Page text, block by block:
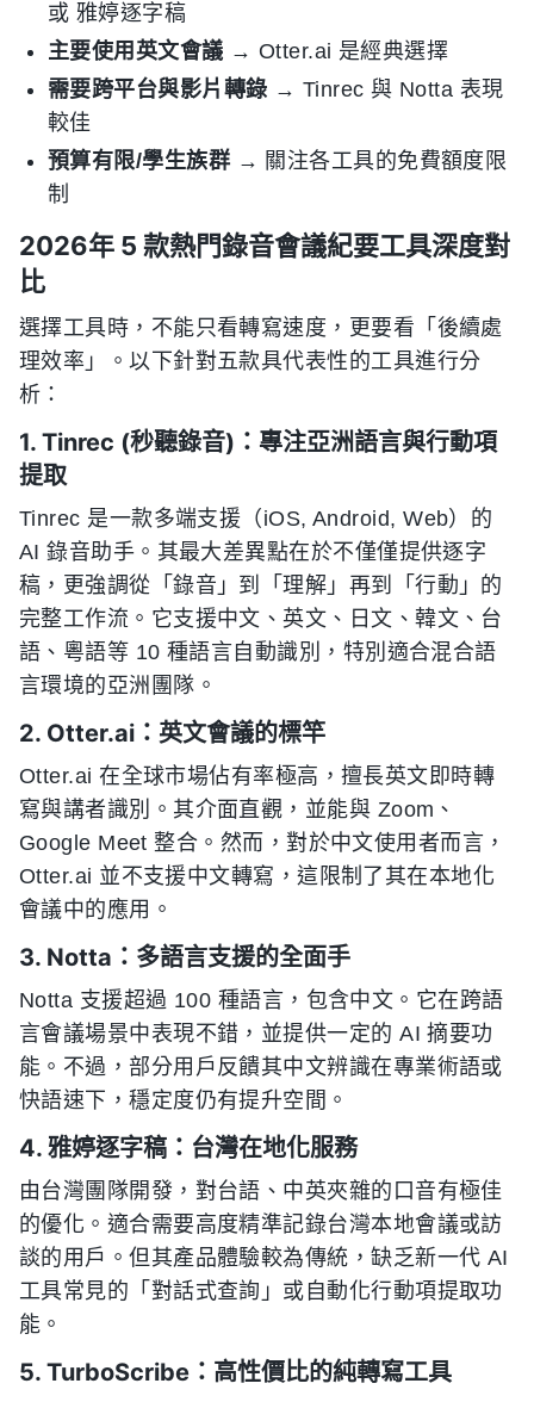
或 雅婷逐字稿
主要使用英文會議 → Otter.ai 是經典選擇
需要跨平台與影片轉錄 → Tinrec 與 Notta 表現
較佳
預算有限/學生族群 → 關注各工具的免費額度限
制
2026年 5 款熱門錄音會議紀要工具深度對
比
選擇工具時，不能只看轉寫速度，更要看「後續處
理效率」。以下針對五款具代表性的工具進行分
析：
1. Tinrec (秒聽錄音)：專注亞洲語言與行動項
提取
Tinrec 是一款多端支援（iOS, Android, Web）的
AI 錄音助手。其最大差異點在於不僅僅提供逐字
稿，更強調從「錄音」到「理解」再到「行動」的
完整工作流。它支援中文、英文、日文、韓文、台
語、粵語等 10 種語言自動識別，特別適合混合語
言環境的亞洲團隊。
2. Otter.ai：英文會議的標竿
Otter.ai 在全球市場佔有率極高，擅長英文即時轉
寫與講者識別。其介面直觀，並能與 Zoom、
Google Meet 整合。然而，對於中文使用者而言，
Otter.ai 並不支援中文轉寫，這限制了其在本地化
會議中的應用。
3. Notta：多語言支援的全面手
Notta 支援超過 100 種語言，包含中文。它在跨語
言會議場景中表現不錯，並提供一定的 AI 摘要功
能。不過，部分用戶反饋其中文辨識在專業術語或
快語速下，穩定度仍有提升空間。
4. 雅婷逐字稿：台灣在地化服務
由台灣團隊開發，對台語、中英夾雜的口音有極佳
的優化。適合需要高度精準記錄台灣本地會議或訪
談的用戶。但其產品體驗較為傳統，缺乏新一代 AI
工具常見的「對話式查詢」或自動化行動項提取功
能。
5. TurboScribe：高性價比的純轉寫工具